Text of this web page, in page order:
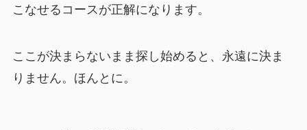
こなせるコースが正解になります。
ここが決まらないまま探し始めると、永遠に決ま
りません。ほんとに。